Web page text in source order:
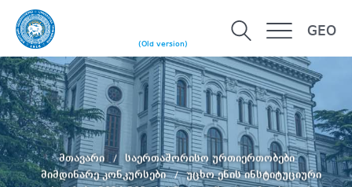
(Old version)
GEO
მთავარი
საერთაშორისო ურთიერთობები
მიმდინარე კონკურსები
უცხო ენის ინსტიტუციური